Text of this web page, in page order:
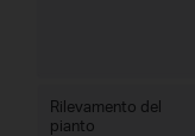
Rilevamento del
pianto